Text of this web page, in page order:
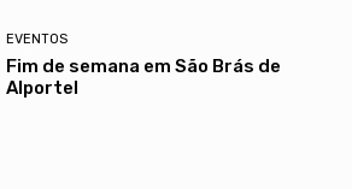
EVENTOS
Fim de semana em São Brás de
Alportel